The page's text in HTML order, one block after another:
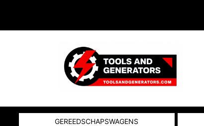
GEREEDSCHAPSWAGENS